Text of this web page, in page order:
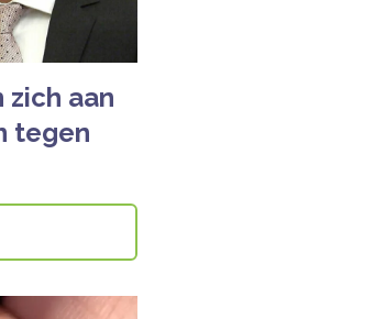
zich aan
tegen